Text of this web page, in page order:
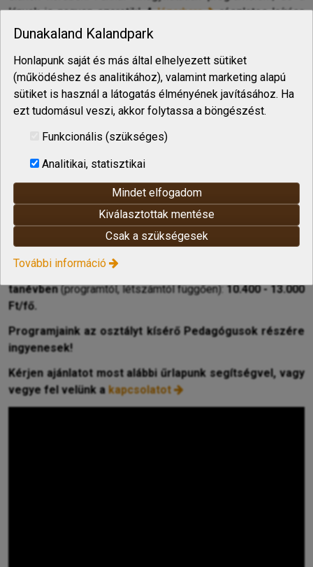
lányok is nagyon szeretik! Alézerharc
részletes leírása
itt található.
Különlegességünk, hogy más kalandparkokkal ellentétben
mi
egy helyszínen egyszerre csak egy csoportot,
illetve
egy iskolából érkező, tehát egymás számára ismerős
csoportokat fogadunk.
Kis létszámú csoport esetén érdemes az iskolán belül két
osztálynak együtt érkezni, mert nagyobb létszám esetén
lényegesen kedvezőbb osztálykirándulás árakat tudunk
biztosítani.
Az osztálykirándulás időtartama alatt mi gondoskodunk az
osztályról, így a kísérő pedagógusok nyugodtan
pihenhetnek, vagy részt vehetnek a programokon!
A középiskolás osztálykirándulás ára 2026-os
tanévben(programtól, létszámtól függően):10.400 - 13.000
Ft/fő.
Programjaink az osztályt kísérő Pedagógusok részére
ingyenesek!
Kérjen ajánlatot most alábbi űrlapunk segítségvel, vagy
vegye fel velünk a kapcsolatot
Dunakaland Kalandpark
Honlapunk saját és más által elhelyezett sütiket
(működéshez és analitikához), valamint marketing alapú
sütiket is használ a látogatás élményének javításához. Ha
ezt tudomásul veszi, akkor folytassa a böngészést.
Funkcionális (szükséges)
Analitikai, statisztikai
Mindet elfogadom
Kiválasztottak mentése
Csak a szükségesek
További információ